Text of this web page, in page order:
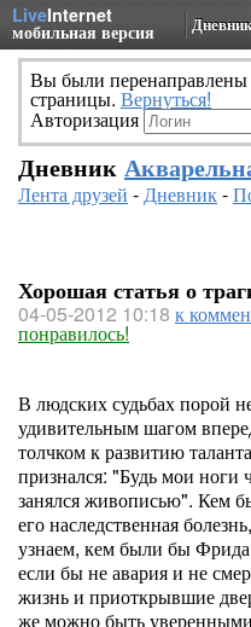
LiveInternet
мобильная версия
Вы были
страницы. Вернуться!
Авторизация
Дневник
Лента друзей -Дневник-
Хорошая статья о
04-05-2012 10:18 к
понравилось!
В людских судьбах порой
удивительным шагом
толчком к развитию
признался: "Будь мои ноги
занялся живописью". Кем
его наследственная
узнаем, кем были бы
если бы не авария и не
жизнь и приоткрывшие
же можно быть